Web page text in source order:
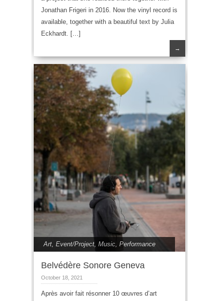
Jonathan Frigeri in 2016. Now the vinyl record is
available, together with a beautiful text by Julia
Eckhardt. […]
→
Art, Event/Project, Music, Performance
Belvédère Sonore Geneva
October 18, 2021
Après avoir fait résonner 10 œuvres d’art